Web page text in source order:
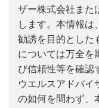
ザー株式会社また
します。本情報は
勧誘を目的とした
については万全を
び信頼性等を確認
ウエルスアドバイ
の如何を問わず、